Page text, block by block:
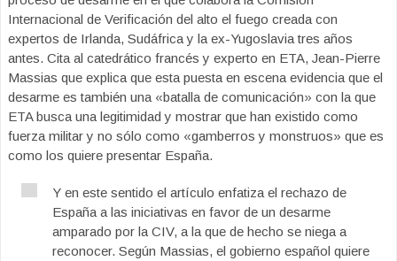
Internacional de Verificación del alto el fuego creada con
expertos de Irlanda, Sudáfrica y la ex-Yugoslavia tres años
antes. Cita al catedrático francés y experto en ETA, Jean-Pierre
Massias que explica que esta puesta en escena evidencia que el
desarme es también una «batalla de comunicación» con la que
ETA busca una legitimidad y mostrar que han existido como
fuerza militar y no sólo como «gamberros y monstruos» que es
como los quiere presentar España.
Y en este sentido el artículo enfatiza el rechazo de
España a las iniciativas en favor de un desarme
amparado por la CIV, a la que de hecho se niega a
reconocer. Según Massias, el gobierno español quiere